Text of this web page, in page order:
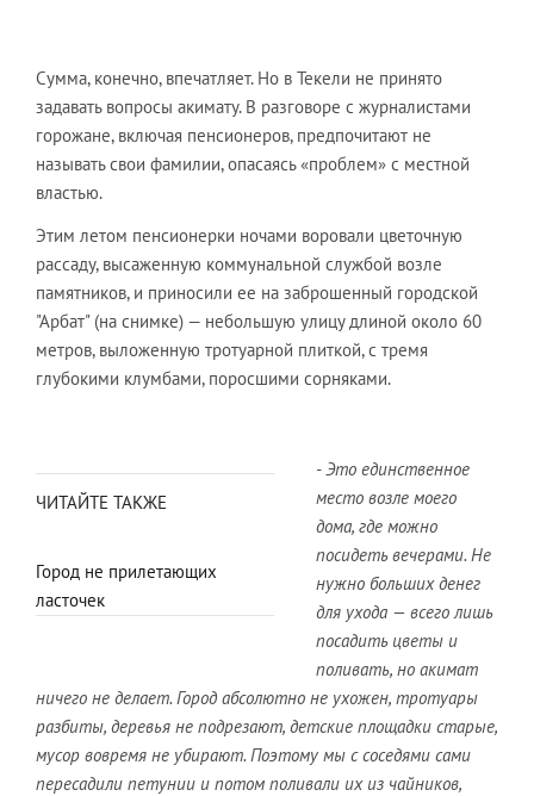
Сумма, конечно, впечатляет. Но в Текели не принято
задавать вопросы акимату. В разговоре с журналистами
горожане, включая пенсионеров, предпочитают не
называть свои фамилии, опасаясь «проблем» с местной
властью.
Этим летом пенсионерки ночами воровали цветочную
рассаду, высаженную коммунальной службой возле
памятников, и приносили ее на заброшенный городской
"Арбат" (на снимке) — небольшую улицу длиной около 60
метров, выложенную тротуарной плиткой, с тремя
глубокими клумбами, поросшими сорняками.
ЧИТАЙТЕ ТАКЖЕ
Город не прилетающих
ласточек
- Это единственное
место возле моего
дома, где можно
посидеть вечерами. Не
нужно больших денег
для ухода — всего лишь
посадить цветы и
поливать, но акимат
ничего не делает. Город абсолютно не ухожен, тротуары
разбиты, деревья не подрезают, детские площадки старые,
мусор вовремя не убирают. Поэтому мы с соседями сами
пересадили петунии и потом поливали их из чайников,